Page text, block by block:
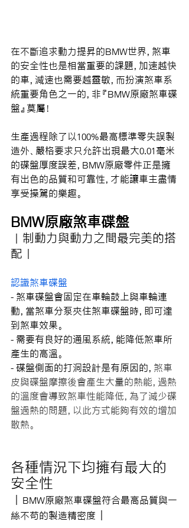
在不斷追求動力提昇的BMW世界，煞車
的安全性也是相當重要的課題，加速越快
的車，減速也需要越靈敏，而扮演煞車系
統重要角色之一的，非『BMW原廠煞車碟
盤』莫屬！
生產過程除了以100%最高標準零失誤製
造外、嚴格要求只允許出現最大0.01毫米
的碟盤厚度誤差，BMW原廠零件正是擁
有出色的品質和可靠性，才能讓車主盡情
享受操駕的樂趣。
BMW原廠煞車碟盤
｜制動力與動力之間最完美的搭
配｜
認識煞車碟盤
- 煞車碟盤會固定在車輪鼓上與車輪連
動，當煞車分泵夾住煞車碟盤時，即可達
到煞車效果。
- 需要有良好的通風系統，能降低煞車所
產生的高溫。
- 碟盤側面的打洞設計是有原因的， 煞車
皮與碟盤摩擦後會產生大量的熱能，過熱
的溫度會導致煞車性能降低，為了減少碟
盤過熱的問題，以此方式能夠有效的增加
散熱。
各種情況下均擁有最大的
安全性
BMW原廠煞車碟盤符合最高品質與一
絲不苟的製造精密度